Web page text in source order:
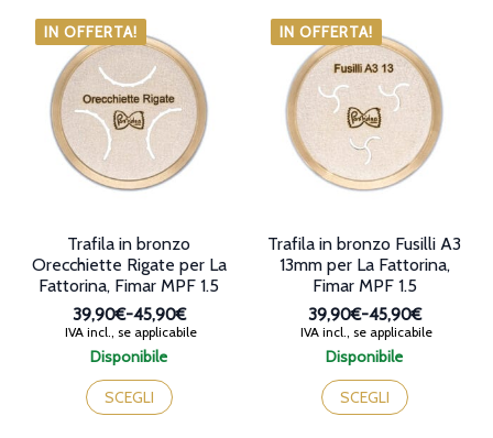
45,90€
varianti.
Le
opzioni
possono
essere
scelte
nella
pagina
del
IN OFFERTA!
Disponibile
Trafila in bronzo
Orecchiette Rigate per La
Fattorina, Fimar MPF 1.5
39,90€-45,90€
Fascia
di
da
39,90€
IVA incl., se applicabile
SCEGLI
Questo
prodotto
ha
IN OFFERTA!
Disponibile
Trafila in bronzo Fusilli A3
13mm per La Fattorina,
Fimar MPF 1.5
39,90€-45,90€
Fascia
di
da
39,90€
IVA incl., se applicabile
SCEGLI
Questo
prodotto
ha